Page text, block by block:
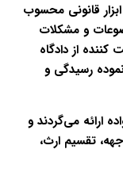
قانونی محسوب
و مشکلات
کننده از دادگاه
رسیدگی و
ارائه می‌گردند و
تقسیم ارث،